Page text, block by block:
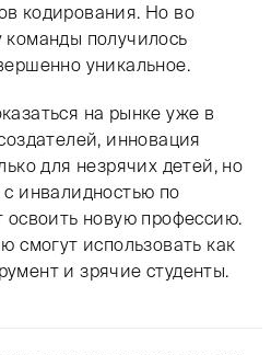
кодирования. Но во
команды получилось
уникальное.
на рынке уже в
инновация
для незрячих детей, но
инвалидностью по
освоить новую профессию.
смогут использовать как
и зрячие студенты.